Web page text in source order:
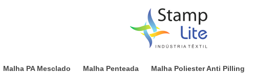
Malha PA Mesclado Malha Penteada Malha Poliester Anti Pilling